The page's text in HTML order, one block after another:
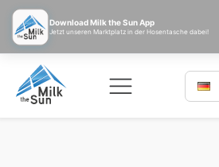
Download Milk the Sun App
Jetzt unseren Marktplatz in der Hosentasche dabei!